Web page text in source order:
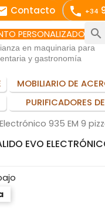
Contacto call +34
PERSONALIZADO
en maquinaria para
y gastronomía
search
MOBILIARIO DE
PURIFICADORES
935 EM 9
EVO